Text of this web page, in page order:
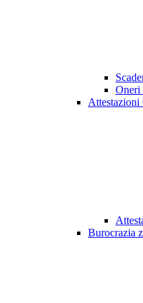
Oneri
Attestazioni
Burocrazia